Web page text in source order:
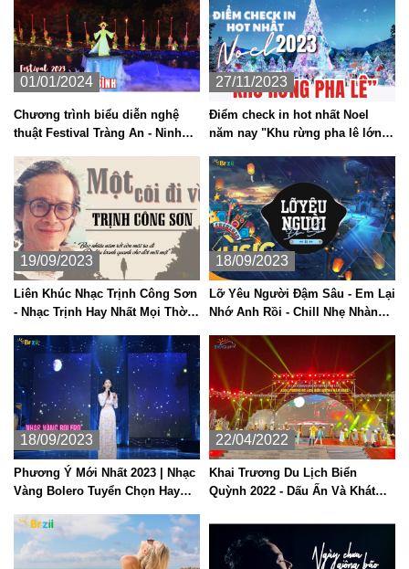
01/01/2024
Chương trình biểu diễn nghệ
thuật Festival Tràng An - Ninh
27/11/2023
Điểm check in hot nhất Noel
năm nay "Khu rừng pha lê lớn
19/09/2023
Liên Khúc Nhạc Trịnh Công Sơn
- Nhạc Trịnh Hay Nhất Mọi Thời
18/09/2023
Lỡ Yêu Người Đậm Sâu - Em Lại
Nhớ Anh Rồi - Chill Nhẹ Nhàng
18/09/2023
Phương Ý Mới Nhất 2023 | Nhạc
Vàng Bolero Tuyển Chọn Hay
22/04/2022
Khai Trương Du Lịch Biển
Quỳnh 2022 - Dấu Ấn Và Khát